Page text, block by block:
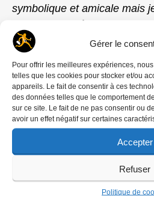
Gérer le
Pour offrir les meilleures expériences,
telles que les cookies pour stocker et/ou
appareils. Le fait de consentir à ces
des données telles que le comportement
sur ce site. Le fait de ne pas consentir ou
avoir un effet négatif sur certaines
Accepter
Refuser
Politique de
symbolique et amicale mais
Depuis mon départ de
jusqu’à ce jour totalement
«Je crois queMichelangelo
beaucoup encouragée à
agence» dit Jacques de
souvient Jacques Bravo «
Alecio De Andrade, Jean-
t-il. «
Il paraît qu’un temps
s’appeler « Minimum », mais
c’était vrai ou si il s’agissait